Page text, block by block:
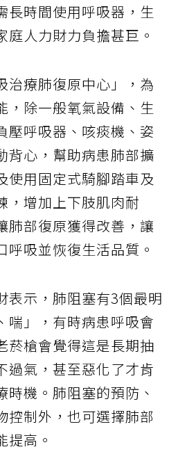
長時間使用呼吸器，生
庭人力財力負擔甚巨。
治療肺復原中心」，為
，除一般氧氣設備、生
壓呼吸器、咳痰機、姿
背心，幫助病患肺部擴
使用固定式騎腳踏車及
，增加上下肢肌肉耐
肺部復原獲得改善，讓
吸並恢復生活品質。
表示，肺阻塞有3個最明
喘」，有時病患呼吸會
菸槍會覺得這是長期抽
過氣，甚至惡化了才肯
時機。肺阻塞的預防、
控制外，也可選擇肺部
提高。